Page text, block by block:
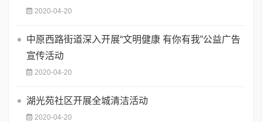
2020-04-20
中原西路街道深入开展“文明健康 有你有我”公益广告
宣传活动
2020-04-20
湖光苑社区开展全城清洁活动
2020-04-20